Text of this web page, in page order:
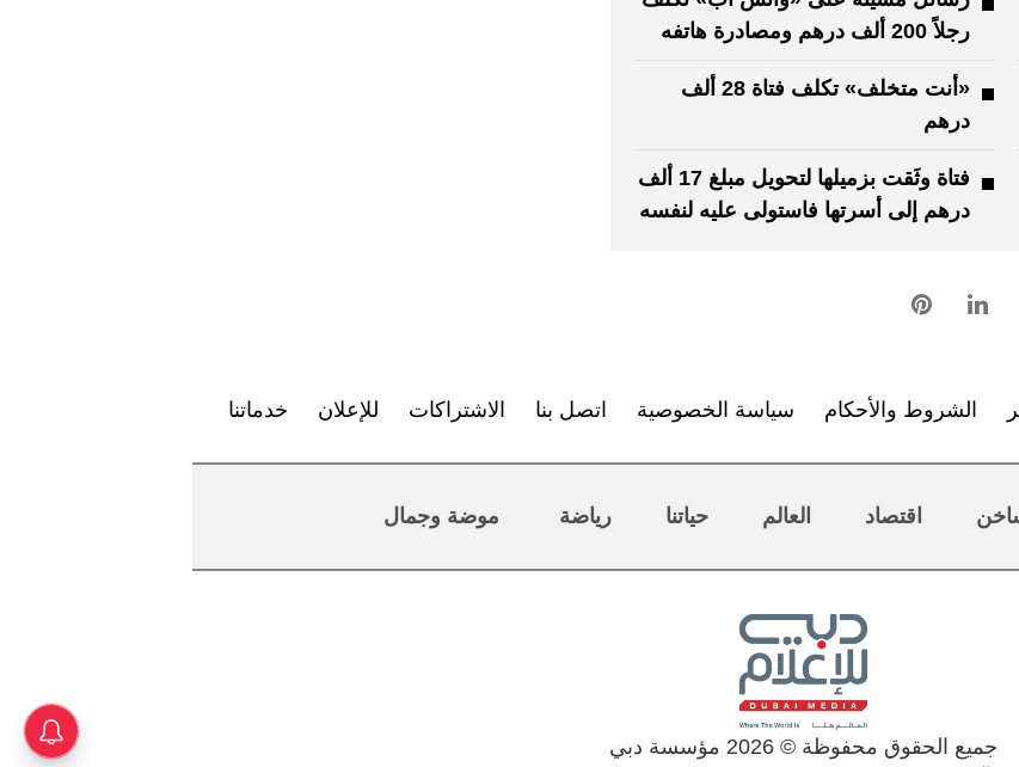
رجلاً 200 ألف درهم ومصادرة هاتفه
«أنت متخلف» تكلف فتاة 28 ألف
درهم
فتاة وثَقت بزميلها لتحويل مبلغ 17 ألف
درهم إلى أسرتها فاستولى عليه لنفسه
الشروط والأحكام سياسة الخصوصية اتصل بنا الاشتراكات للإعلان خدماتنا
اقتصاد العالم حياتنا رياضة موضة وجمال
جميع الحقوق محفوظة © 2026 مؤسسة دبي